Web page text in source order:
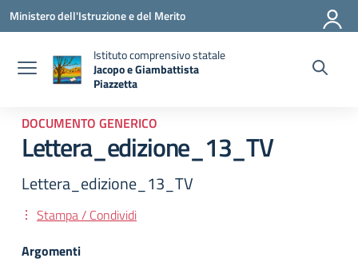
Vai ai contenuti
Vai al menu di navigazione
Vai al footer
Ministero dell'Istruzione e del Merito
Istituto comprensivo statale
Jacopo e Giambattista
Piazzetta
DOCUMENTO GENERICO
Lettera_edizione_13_TV
Lettera_edizione_13_TV
Stampa / Condividi
Argomenti